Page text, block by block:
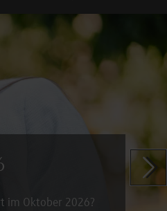
im Oktober 2026?
Zeige